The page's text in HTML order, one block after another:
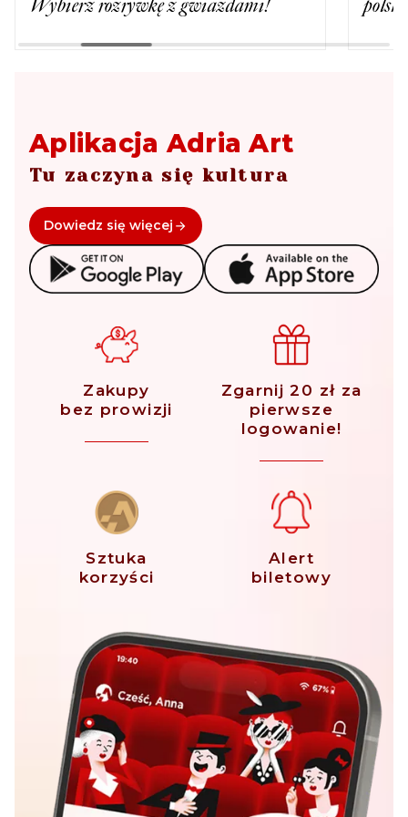
Wybierz rozrywkę z gwiazdami!
Aplikacja Adria Art
Tu zaczyna się kultura
Dowiedz się więcej
Zakupy
bez prowizji
Zgarnij 20 zł za
pierwsze
logowanie!
Sztuka
korzyści
Alert
biletowy